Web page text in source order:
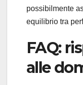
possibilmente
equilibrio tra
FAQ:
alle